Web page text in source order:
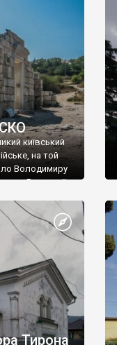
об’єкту
експерти та
київський
на той
Володимиру
Василю ІІ,
честь
Тирона